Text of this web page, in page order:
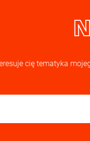
cię tematyka